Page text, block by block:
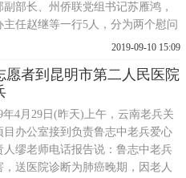
副部长、州侨联党组书记苏雁鸿，
主任赵继等一行5人，分为两个慰问
州13县市的抗战老兵和台胞台属进
常，详细了解老兵们的生活和身体
老兵们带去中秋节的祝福，并送上
、月饼等中
2019-09-10 15:09
者到昆明市第二人民医院
年4月29日(昨天)上午，云南老兵关
目办公室接到负责鲁志中老兵爱心
人缪老师电话报告说：鲁志中老兵
，送医院诊断为肺癌晚期，因老人